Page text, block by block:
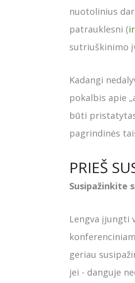
nuotolinius
patrauklesni (
sutriuškinimo
Kadangi
pokalbis apie
būti
pagrindinės
PRIEŠ
Susipažinkite
Lengva įjungti
geriau
jei - danguje